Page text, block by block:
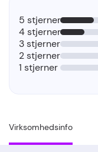
Virksomhedsinfo
5 stjerner
4 stjerner
3 stjerner
2 stjerner
1 stjerner